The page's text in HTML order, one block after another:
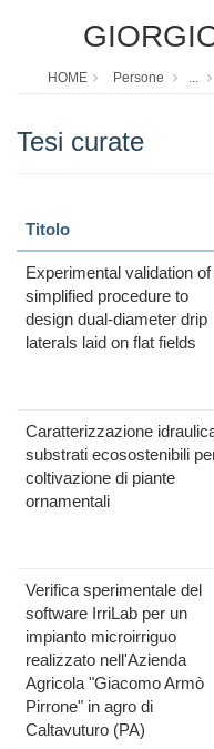
HOME Persone ...
Tesi curate
Titolo
Experimental validation of
simplified procedure to
design dual-diameter drip
laterals laid on flat fields
Caratterizzazione
substrati ecosostenibili
coltivazione di piante
ornamentali
Verifica sperimentale del
software IrriLab per un
impianto microirriguo
realizzato nell'Azienda
Agricola "Giacomo Armò
Pirrone" in agro di
Caltavuturo (PA)